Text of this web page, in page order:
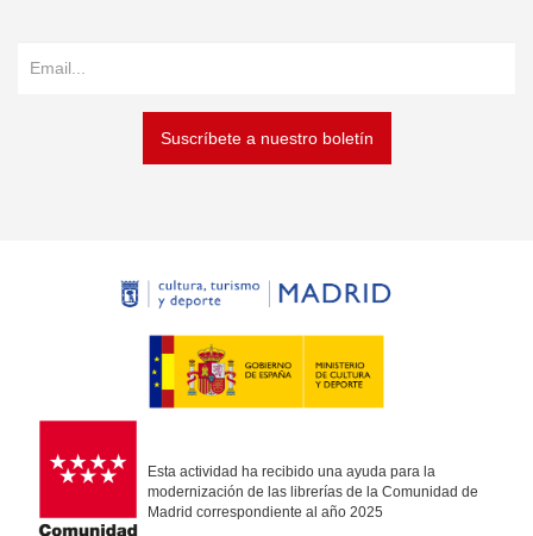
Suscríbete a nuestro boletín
Esta actividad ha recibido una ayuda para la
modernización de las librerías de la Comunidad de
Madrid correspondiente al año 2025